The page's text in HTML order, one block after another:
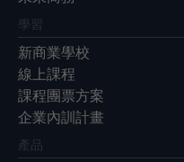
學習
新商業學校
線上課程
課程團票方案
企業內訓計畫
產品